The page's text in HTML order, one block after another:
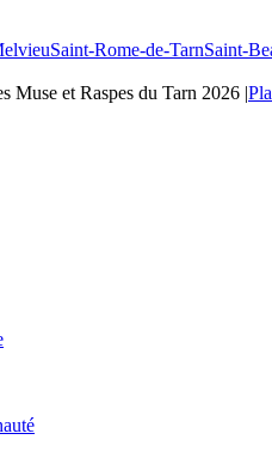
Saint-Rome-de-TarnSaint-
Muse et Raspes du Tarn 2026 |